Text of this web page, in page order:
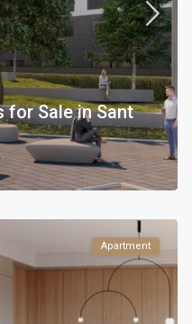
for Sale in Sant
Apartment